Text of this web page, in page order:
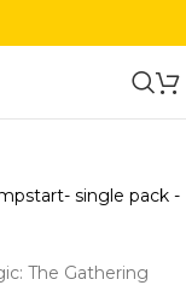
The Gathering